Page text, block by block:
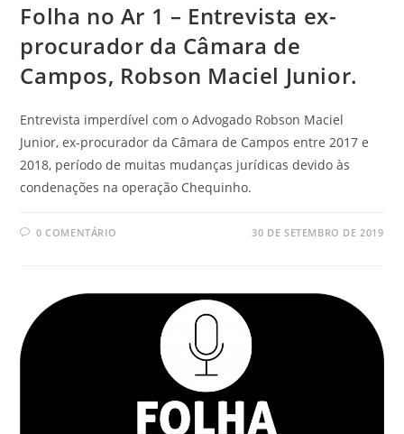
Folha no Ar 1 – Entrevista ex-
procurador da Câmara de
Campos, Robson Maciel Junior.
Entrevista imperdível com o Advogado Robson Maciel
Junior, ex-procurador da Câmara de Campos entre 2017 e
2018, período de muitas mudanças jurídicas devido às
condenações na operação Chequinho.
0 COMENTÁRIO 30 DE SETEMBRO DE 2019